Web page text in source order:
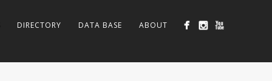
DIRECTORY DATA BASE ABOUT